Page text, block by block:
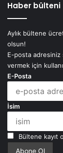
Haber bülteni
Aylık bültene
olsun!
E-posta
vermek için
E-Posta
İsim
Bültene kayıt